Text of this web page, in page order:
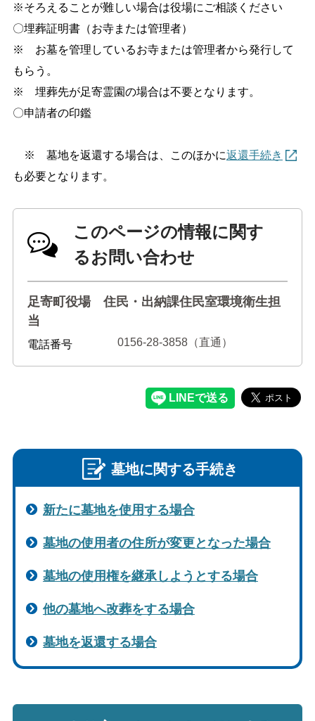
language
※そろえることが難しい場合は役場にご相談ください
〇埋葬証明書（お寺または管理者）
※ お墓を管理しているお寺または管理者から発行して
もらう。
※ 埋葬先が足寄霊園の場合は不要となります。
〇申請者の印鑑
※ 墓地を返還する場合は、このほかに返還手続き
も必要となります。
このページの情報に関す
るお問い合わせ
足寄町役場 住民・出納課住民室環境衛生担
当
電話番号 0156-28-3858（直通）
墓地に関する手続き
新たに墓地を使用する場合
墓地の使用者の住所が変更となった場合
墓地の使用権を継承しようとする場合
他の墓地へ改葬をする場合
墓地を返還する場合